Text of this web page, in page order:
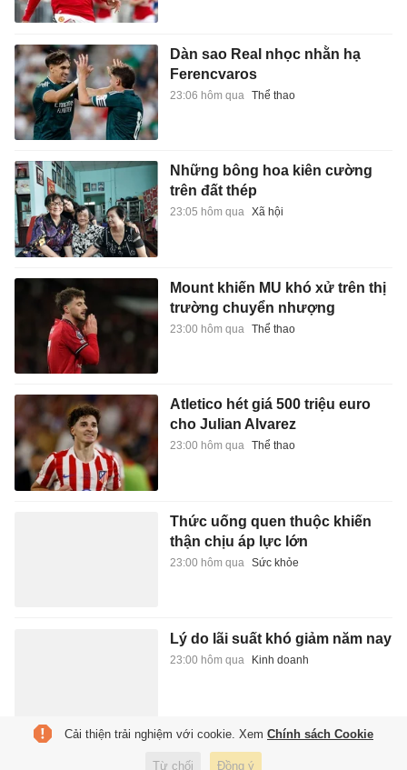
Dàn sao Real nhọc nhằn hạ
Ferencvaros
23:06 hôm qua Thể thao
Những bông hoa kiên cường
trên đất thép
23:05 hôm qua Xã hội
Mount khiến MU khó xử trên thị
trường chuyển nhượng
23:00 hôm qua Thể thao
Atletico hét giá 500 triệu euro
cho Julian Alvarez
23:00 hôm qua Thể thao
Thức uống quen thuộc khiến
thận chịu áp lực lớn
23:00 hôm qua Sức khỏe
Lý do lãi suất khó giảm năm nay
23:00 hôm qua Kinh doanh
Cuốn sách 'đặc biệt' yêu thích
Cải thiện trải nghiệm với cookie. Xem Chính sách Cookie
Từ chối Đồng ý